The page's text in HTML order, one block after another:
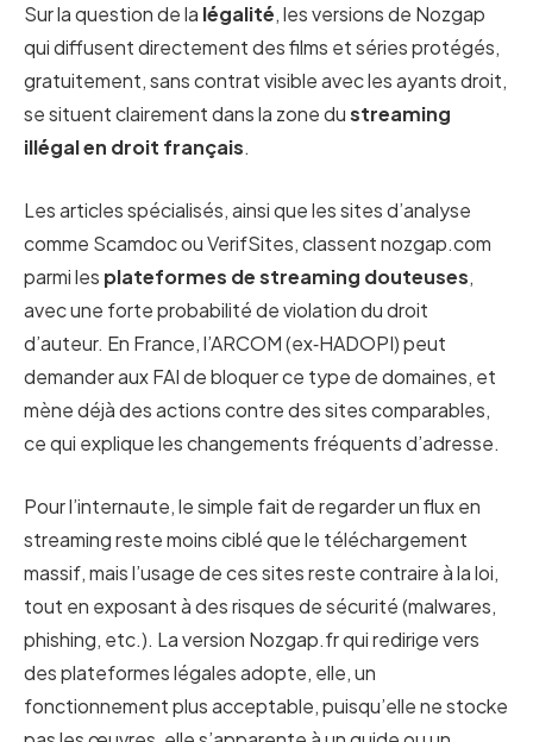
Sur la question de la légalité, les versions de Nozgap
qui diffusent directement des films et séries protégés,
gratuitement, sans contrat visible avec les ayants droit,
se situent clairement dans la zone dustreaming
illégal en droit français.
Les articles spécialisés, ainsi que les sites d’analyse
comme Scamdoc ou VerifSites, classent nozgap.com
parmi les plateformes de streaming douteuses,
avec une forte probabilité de violation du droit
d’auteur. En France, l’ARCOM (ex‑HADOPI) peut
demander aux FAI de bloquer ce type de domaines, et
mène déjà des actions contre des sites comparables,
ce qui explique les changements fréquents d’adresse.
Pour l’internaute, le simple fait de regarder un flux en
streaming reste moins ciblé que le téléchargement
massif, mais l’usage de ces sites reste contraire à la loi,
tout en exposant à des risques de sécurité (malwares,
phishing, etc.). La version Nozgap.fr qui redirige vers
des plateformes légales adopte, elle, un
fonctionnement plus acceptable, puisqu’elle ne stocke